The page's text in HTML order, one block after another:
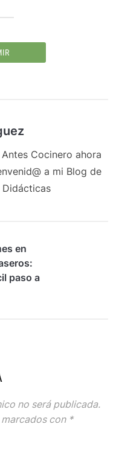
Cocinero ahora
a mi Blog de
Didácticas
en
paso a
no será publicada.
con *